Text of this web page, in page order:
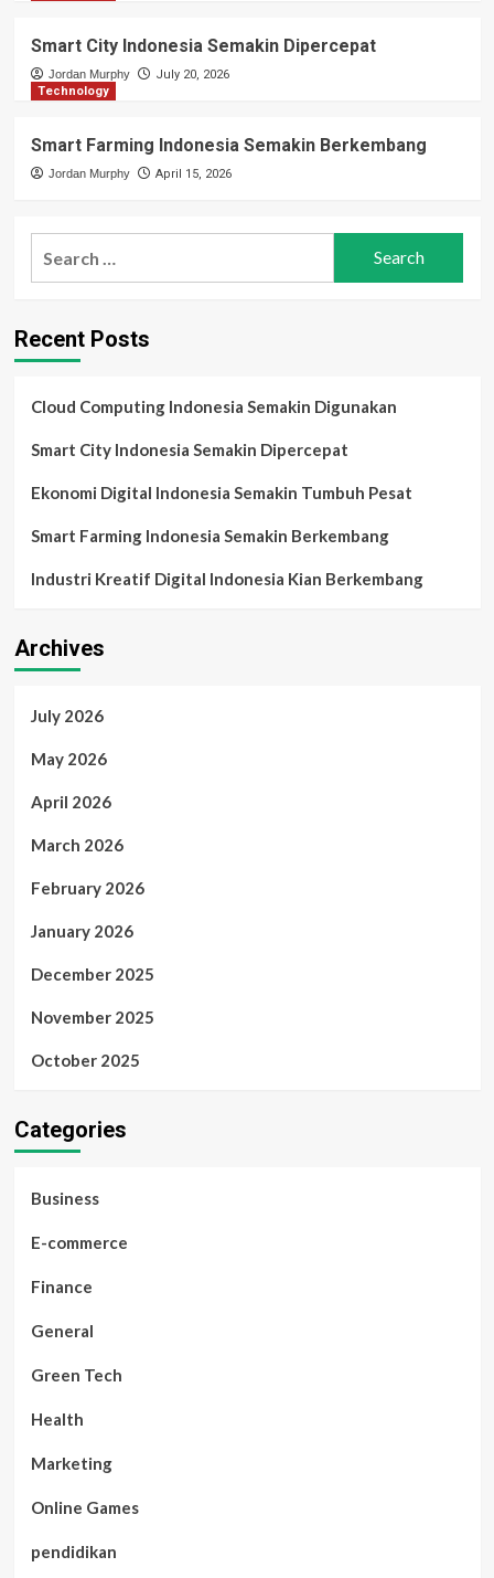
Smart City Indonesia Semakin Dipercepat
Jordan Murphy
July 20, 2026
Technology
Smart Farming Indonesia Semakin Berkembang
Jordan Murphy April 15, 2026
Recent Posts
Cloud Computing Indonesia Semakin Digunakan
Smart City Indonesia Semakin Dipercepat
Ekonomi Digital Indonesia Semakin Tumbuh Pesat
Smart Farming Indonesia Semakin Berkembang
Industri Kreatif Digital Indonesia Kian Berkembang
Archives
July 2026
May 2026
April 2026
March 2026
February 2026
January 2026
December 2025
November 2025
October 2025
Categories
Business
E-commerce
Finance
General
Green Tech
Health
Marketing
Online Games
pendidikan